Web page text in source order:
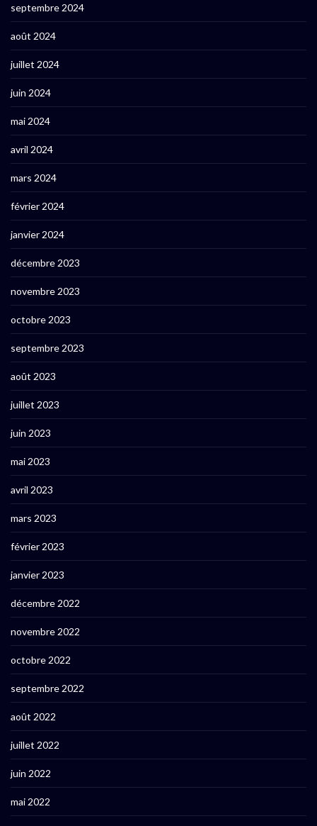
septembre 2024
août 2024
juillet 2024
juin 2024
mai 2024
avril 2024
mars 2024
février 2024
janvier 2024
décembre 2023
novembre 2023
octobre 2023
septembre 2023
août 2023
juillet 2023
juin 2023
mai 2023
avril 2023
mars 2023
février 2023
janvier 2023
décembre 2022
novembre 2022
octobre 2022
septembre 2022
août 2022
juillet 2022
juin 2022
mai 2022